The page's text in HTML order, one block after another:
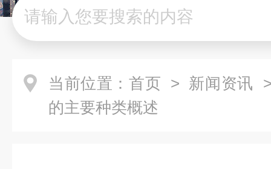
当前位置： 首页 > 新闻资讯
的主要种类概述